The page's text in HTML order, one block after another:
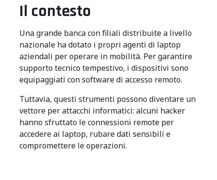
Il contesto
Una grande banca con filiali distribuite a livello
nazionale ha dotato i propri agenti di laptop
aziendali per operare in mobilità. Per garantire
supporto tecnico tempestivo, i dispositivi sono
equipaggiati con software di accesso remoto.
Tuttavia, questi strumenti possono diventare un
vettore per attacchi informatici: alcuni hacker
hanno sfruttato le connessioni remote per
accedere ai laptop, rubare dati sensibili e
compromettere le operazioni.